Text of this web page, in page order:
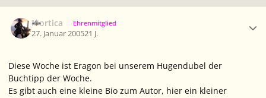
Mortica Ehrenmitglied
27. Januar 200521 J.
Diese Woche ist Eragon bei unserem Hugendubel der
Buchtipp der Woche.
Es gibt auch eine kleine Bio zum Autor, hier ein kleiner